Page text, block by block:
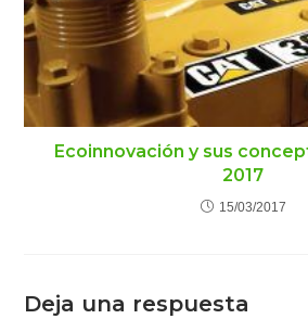
Ecoinnovación y sus
2017
15/03/2017
Deja una respuesta